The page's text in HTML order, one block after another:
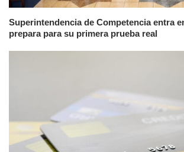
Superintendencia de Competencia entra
prepara para su primera prueba real